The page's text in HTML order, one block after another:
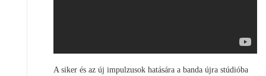
A siker és az új impulzusok hatására a banda újra stúdióba